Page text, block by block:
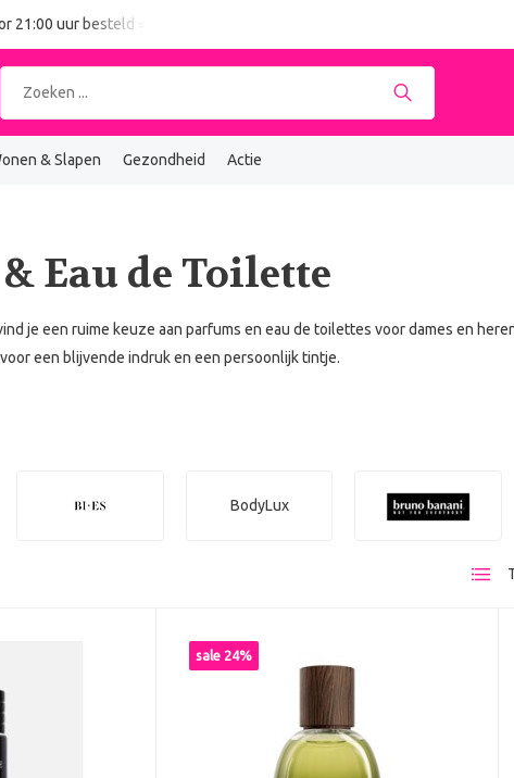
21:00 uur besteld = vandaag verzonden
& Slapen Gezondheid Actie
Eau de Toilette
je een ruime keuze aan parfums en eau de toilettes voor dames en
een blijvende indruk en een persoonlijk tintje.
BodyLux
sale 24%